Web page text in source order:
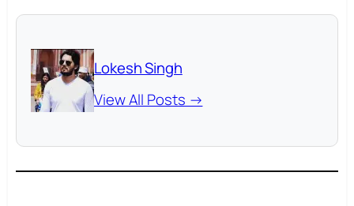
Lokesh Singh
View All Posts →